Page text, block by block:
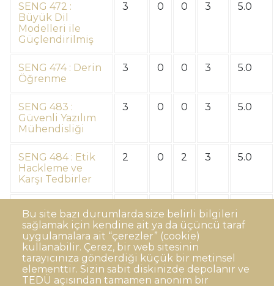
SENG 472 :
Büyük Dil
Modelleri ile
Güçlendirilmiş
3 0 0 3 5.0
SENG 474 : Derin
Öğrenme
3 0 0 3 5.0
SENG 483 :
Güvenli Yazılım
Mühendisliği
3 0 0 3 5.0
SENG 484 : Etik
Hackleme ve
Karşı Tedbirler
2 0 2 3 5.0
Toplam Krediler 254 4 271
Bu site bazı durumlarda size belirli bilgileri
sağlamak için kendine ait ya da üçüncü taraf
uygulamalara ait “çerezler” (cookie)
kullanabilir. Çerez, bir web sitesinin
tarayıcınıza gönderdiği küçük bir metinsel
elementtir. Sizin sabit diskinizde depolanır ve
TEDÜ açısından tamamen anonim bir